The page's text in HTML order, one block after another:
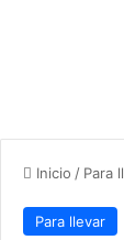
Inicio / Para
Para llevar